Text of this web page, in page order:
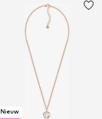
Nieuw